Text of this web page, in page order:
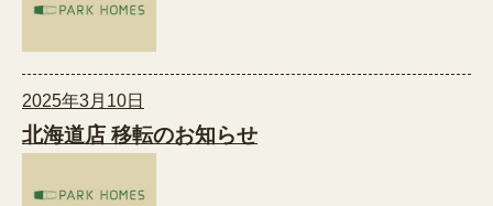
2025年3月10日
北海道店 移転のお知らせ